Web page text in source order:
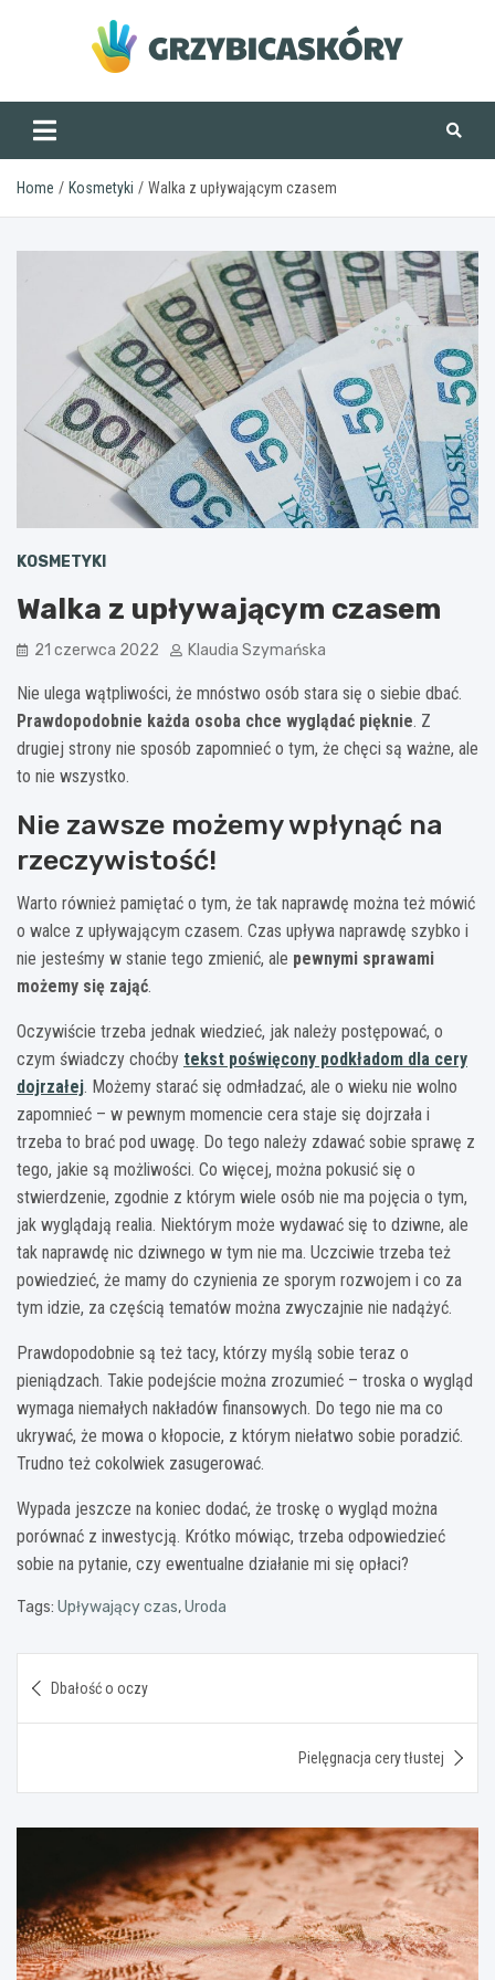
grzybicaskory.pl
Home Kosmetyki Walka z upływającym czasem
KOSMETYKI
Walka z upływającym czasem
21 czerwca 2022 Klaudia Szymańska
Nie ulega wątpliwości, że mnóstwo osób stara się o siebie dbać.
Prawdopodobnie każda osoba chce wyglądać pięknie. Z
drugiej strony nie sposób zapomnieć o tym, że chęci są ważne, ale
to nie wszystko.
Nie zawsze możemy wpłynąć na
rzeczywistość!
Warto również pamiętać o tym, że tak naprawdę można też mówić
o walce z upływającym czasem. Czas upływa naprawdę szybko i
nie jesteśmy w stanie tego zmienić, ale pewnymi sprawami
możemy się zająć.
Oczywiście trzeba jednak wiedzieć, jak należy postępować, o
czym świadczy choćby tekst poświęcony podkładom dla cery
dojrzałej. Możemy starać się odmładzać, ale o wieku nie wolno
zapomnieć – w pewnym momencie cera staje się dojrzała i
trzeba to brać pod uwagę. Do tego należy zdawać sobie sprawę z
tego, jakie są możliwości. Co więcej, można pokusić się o
stwierdzenie, zgodnie z którym wiele osób nie ma pojęcia o tym,
jak wyglądają realia. Niektórym może wydawać się to dziwne, ale
tak naprawdę nic dziwnego w tym nie ma. Uczciwie trzeba też
powiedzieć, że mamy do czynienia ze sporym rozwojem i co za
tym idzie, za częścią tematów można zwyczajnie nie nadążyć.
Prawdopodobnie są też tacy, którzy myślą sobie teraz o
pieniądzach. Takie podejście można zrozumieć – troska o wygląd
wymaga niemałych nakładów finansowych. Do tego nie ma co
ukrywać, że mowa o kłopocie, z którym niełatwo sobie poradzić.
Trudno też cokolwiek zasugerować.
Wypada jeszcze na koniec dodać, że troskę o wygląd można
porównać z inwestycją. Krótko mówiąc, trzeba odpowiedzieć
sobie na pytanie, czy ewentualne działanie mi się opłaci?
Tags: Upływający czas,Uroda
wpisu
Dbałość o oczy
Pielęgnacja cery tłustej